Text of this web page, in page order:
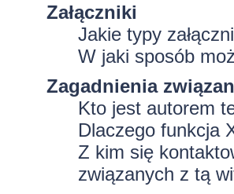
Załączniki
Jakie typy
W jaki sposób
Zagadnienia
Kto jest autorem
Dlaczego funkcja
Z kim się
związanych z tą